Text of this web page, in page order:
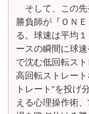
そして、この先
勝負師が『ＯＮ
る。球速は平均
ースの瞬間に球
で沈む低回転ス
高回転ストレー
トレート”を投げ
える心理操作術